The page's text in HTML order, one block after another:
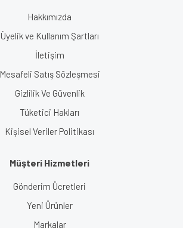
Hakkımızda
Üyelik ve Kullanım Şartları
İletişim
Mesafeli Satış Sözleşmesi
Gizlilik Ve Güvenlik
Tüketici Hakları
Kişisel Veriler Politikası
Müşteri Hizmetleri
Gönderim Ücretleri
Yeni Ürünler
Markalar